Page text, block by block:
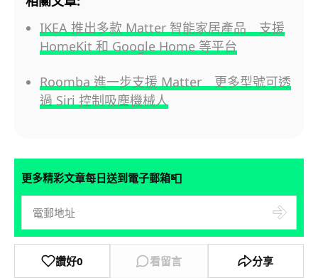
IKEA 推出多款 Matter 智能家居產品 支援
HomeKit 和 Google Home 等平台
Roomba 進一步支援 Matter 更多型號可透
過 Siri 控制吸塵機械人
更多精彩文章每日送到電子郵箱📮
讚好0 看留言 分享